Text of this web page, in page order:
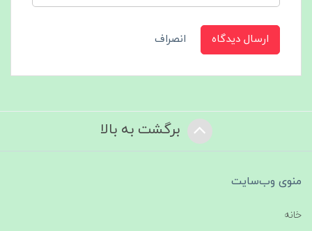
ارسال دیدگاه انصراف
برگشت به بالا
منوی وب‌سایت
خانه